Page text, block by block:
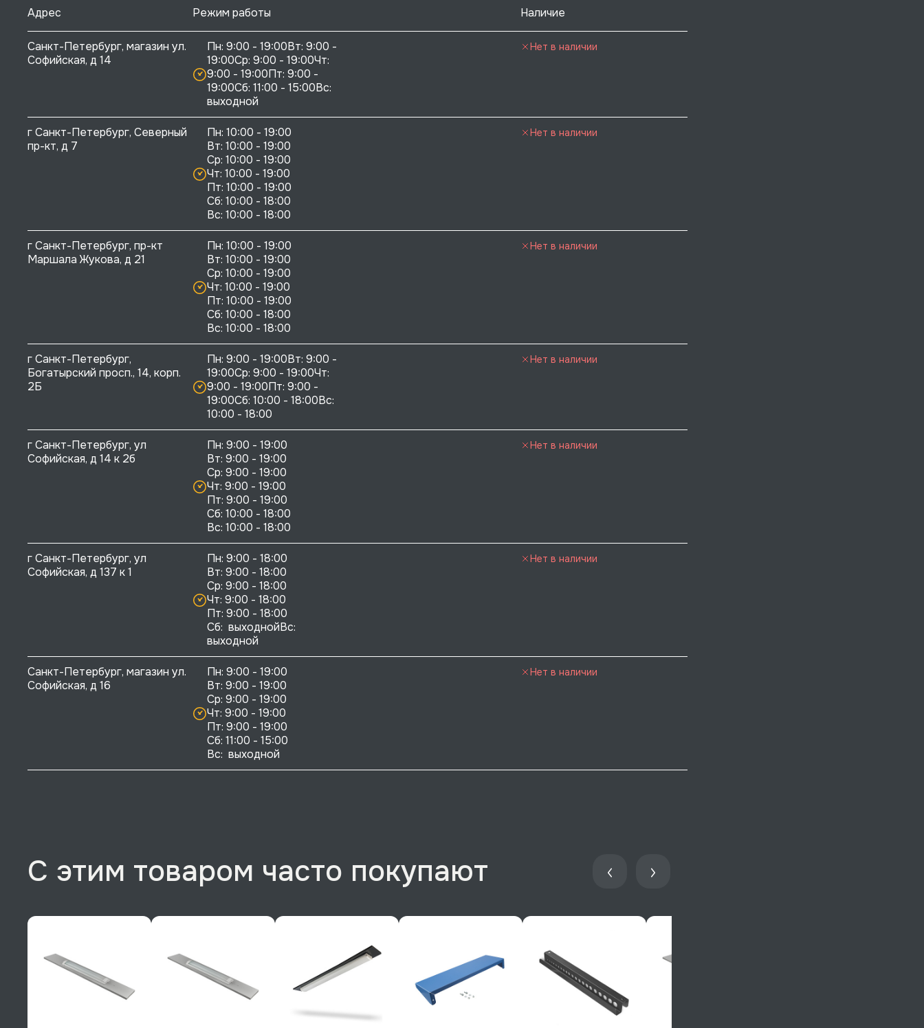
Адрес Режим работы Наличие
Санкт-Петербург, магазин ул.
Софийская, д 14
Пн: 9:00 - 19:00Вт: 9:00 -
19:00Ср: 9:00 - 19:00Чт:
9:00 - 19:00Пт: 9:00 -
19:00Сб: 11:00 - 15:00Вс:
выходной
Нет в наличии
г Санкт-Петербург, Северный
пр-кт, д 7
Пн: 10:00 - 19:00
Вт: 10:00 - 19:00
Ср: 10:00 - 19:00
Чт: 10:00 - 19:00
Пт: 10:00 - 19:00
Сб: 10:00 - 18:00
Нет в наличии
г Санкт-Петербург, пр-кт
Маршала Жукова, д 21
Пн: 10:00 - 19:00
Вт: 10:00 - 19:00
Ср: 10:00 - 19:00
Чт: 10:00 - 19:00
Пт: 10:00 - 19:00
Сб: 10:00 - 18:00
Нет в наличии
г Санкт-Петербург,
Богатырский просп., 14, корп.
2Б
Пн: 9:00 - 19:00Вт: 9:00 -
19:00Ср: 9:00 - 19:00Чт:
9:00 - 19:00Пт: 9:00 -
19:00Сб: 10:00 - 18:00Вс:
10:00 - 18:00
Нет в наличии
г Санкт-Петербург, ул
Софийская, д 14 к 2б
Пн: 9:00 - 19:00
Вт: 9:00 - 19:00
Ср: 9:00 - 19:00
Чт: 9:00 - 19:00
Пт: 9:00 - 19:00
Сб: 10:00 - 18:00
Нет в наличии
г Санкт-Петербург, ул
Софийская, д 137 к 1
Пн: 9:00 - 18:00
Вт: 9:00 - 18:00
Ср: 9:00 - 18:00
Чт: 9:00 - 18:00
Пт: 9:00 - 18:00
Сб:  выходнойВс:
выходной
Нет в наличии
Санкт-Петербург, магазин ул.
Софийская, д 16
Пн: 9:00 - 19:00
Вт: 9:00 - 19:00
Ср: 9:00 - 19:00
Чт: 9:00 - 19:00
Пт: 9:00 - 19:00
Сб: 11:00 - 15:00
Вс:  выходной
Нет в наличии
С этим товаром часто покупают